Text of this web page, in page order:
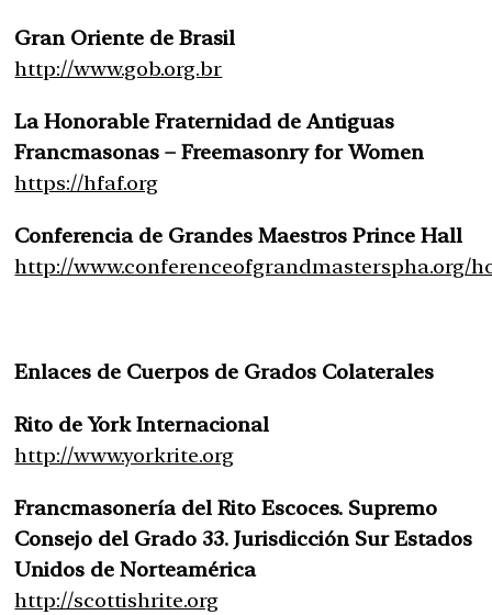
Gran Oriente de Brasil
http://www.gob.org.br
La Honorable Fraternidad de Antiguas
Francmasonas – Freemasonry for Women
https://hfaf.org
Conferencia de Grandes Maestros Prince Hall
http://www.conferenceofgrandmasterspha.org/
Enlaces de Cuerpos de Grados Colaterales
Rito de York Internacional
http://www.yorkrite.org
Francmasonería del Rito Escoces. Supremo
Consejo del Grado 33. Jurisdicción Sur Estados
Unidos de Norteamérica
http://scottishrite.org